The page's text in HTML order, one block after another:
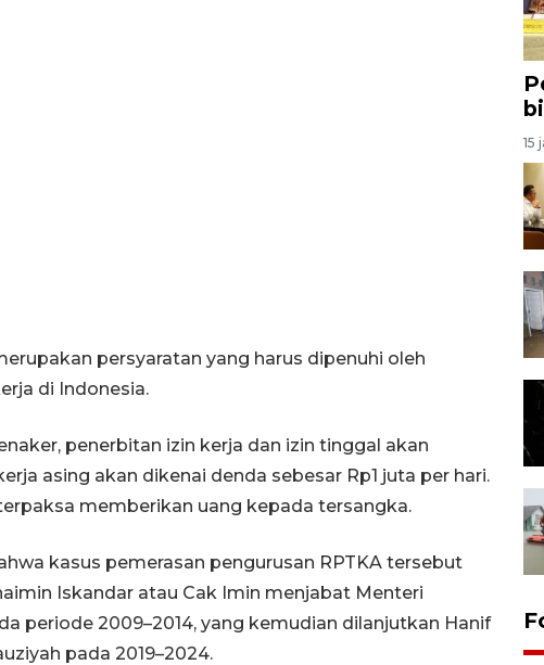
persyaratan yang harus dipenuhi oleh
di Indonesia.
penerbitan izin kerja dan izin tinggal akan
asing akan dikenai denda sebesar Rp1 juta per hari.
memberikan uang kepada tersangka.
kasus pemerasan pengurusan RPTKA tersebut
Iskandar atau Cak Imin menjabat Menteri
periode 2009–2014, yang kemudian dilanjutkan Hanif
pada 2019–2024.
15